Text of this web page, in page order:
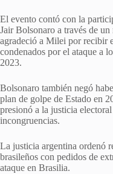
El evento contó con la
Jair Bolsonaro a través de
agradeció a Milei por recibir
condenados por el ataque a
2023.
Bolsonaro también negó
plan de golpe de Estado en
presionó a la justicia
incongruencias.
La justicia argentina ordenó
brasileños con pedidos de
ataque en Brasilia.